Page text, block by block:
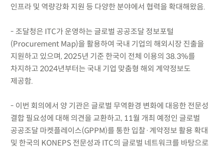
인프라 및 역량강화 지원 등 다양한 분야에서 협력을 확대해왔음.
- 조달청은 ITC가 운영하는 글로벌 공공조달 정보포털
(Procurement Map)을 활용하여 국내 기업의 해외시장 진출을
지원하고 있으며, 2025년 기준 한국이 전체 이용의 38.3%를
차지하고 2024년부터는 국내 기업 맞춤형 해외 계약정보도
제공함.
- 이번 회의에서 양 기관은 글로벌 무역환경 변화에 대응한 전문성
결합 필요성에 대해 의견을 교환하고, 11월 개최 예정인 글로벌
공공조달 마켓플레이스(GPPM)를 통한 입찰·계약정보 활용 확대
및 한국의 KONEPS 전문성과 ITC의 글로벌 네트워크를 바탕으로